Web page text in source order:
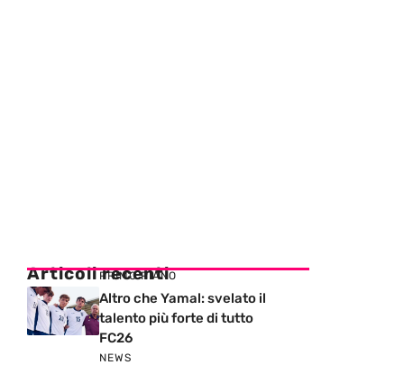
Articoli recenti
PRIMO PIANO
Altro che Yamal: svelato il
talento più forte di tutto
FC26
NEWS